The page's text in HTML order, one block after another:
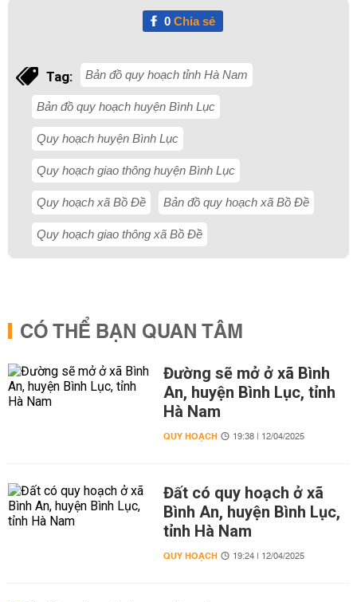
0Chia sẻ
Tag: Bản đồ quy hoạch tỉnh Hà Nam
Bản đồ quy hoạch huyện Bình Lục
Quy hoạch huyện Bình Lục
Quy hoạch giao thông huyện Bình Lục
Quy hoạch xã Bồ Đề Bản đồ quy hoạch xã Bồ Đề
Quy hoạch giao thông xã Bồ Đề
CÓ THỂ BẠN QUAN TÂM
Đường sẽ mở ở xã Bình
An, huyện Bình Lục, tỉnh
Hà Nam
QUY HOẠCH 19:38 | 12/04/2025
Đất có quy hoạch ở xã
Bình An, huyện Bình Lục,
tỉnh Hà Nam
QUY HOẠCH 19:24 | 12/04/2025